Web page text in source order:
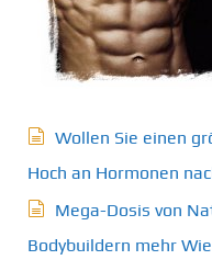
Wollen Sie einen
Hoch an Hormonen
Mega-Dosis von
Bodybuildern mehr